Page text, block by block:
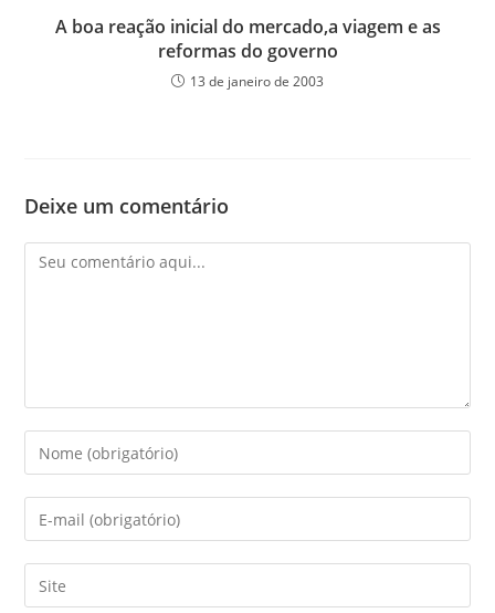
A boa reação inicial do mercado,a viagem e as
reformas do governo
13 de janeiro de 2003
Deixe um comentário